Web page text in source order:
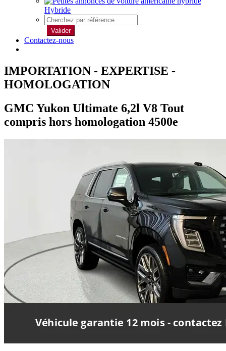
Hybride
Valider
Contactez-nous
IMPORTATION - EXPERTISE -
HOMOLOGATION
GMC Yukon Ultimate 6,2l V8 Tout
compris hors homologation 4500e